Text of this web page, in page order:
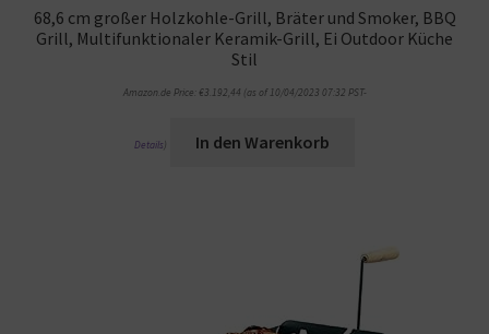
68,6 cm großer Holzkohle-Grill, Bräter und Smoker, BBQ
Grill, Multifunktionaler Keramik-Grill, Ei Outdoor Küche
Stil
Amazon.de Price: €3.192,44 (as of 10/04/2023 07:32 PST-
Details In den Warenkorb